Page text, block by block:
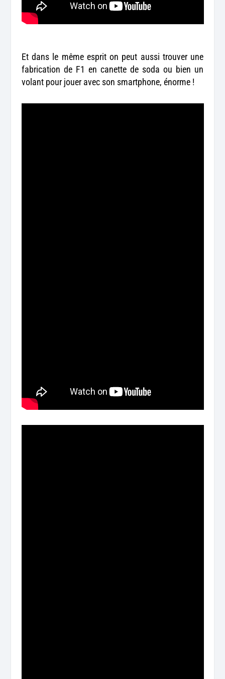
Et dans le même esprit on peut aussi trouver une
fabrication de F1 en canette de soda ou bien un
volant pour jouer avec son smartphone, énorme !